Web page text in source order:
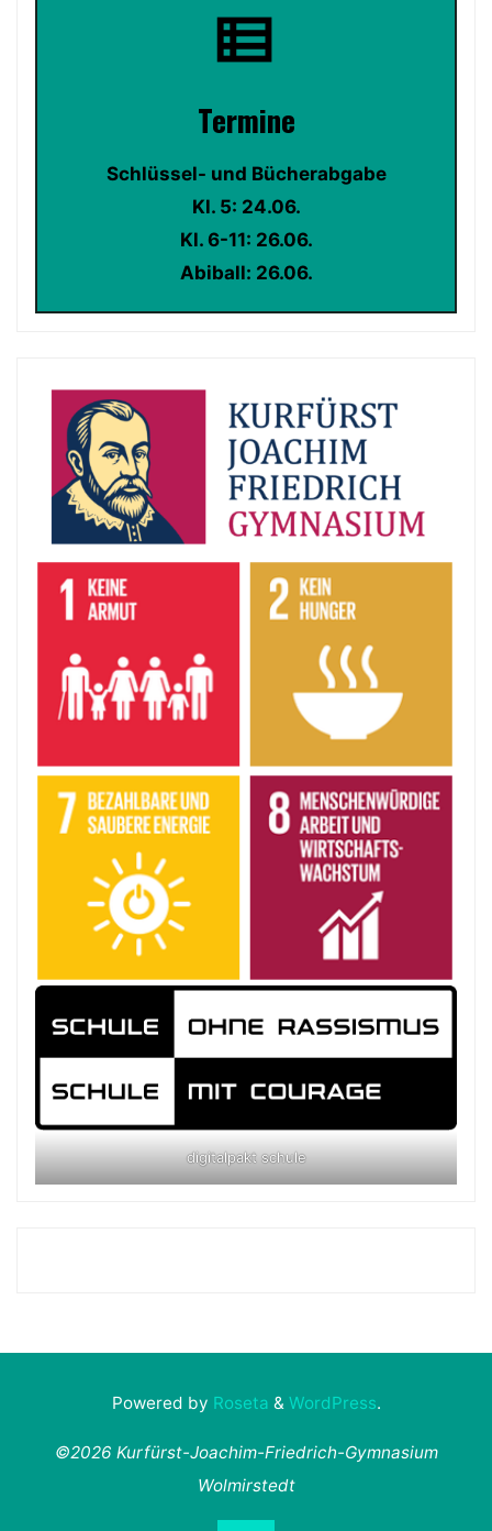
view_list
Termine
Schlüssel- und Bücherabgabe
Kl. 5: 24.06.
Kl. 6-11: 26.06.
Abiball: 26.06.
digitalpakt schule
Powered by Roseta & WordPress.
©2026 Kurfürst-Joachim-Friedrich-Gymnasium
Wolmirstedt